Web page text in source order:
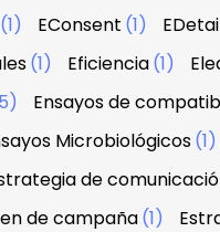
(1) EConsent (1)
(1) Eficiencia(1)
Ensayos de
Microbiológicos(1)
de
de campaña(1)